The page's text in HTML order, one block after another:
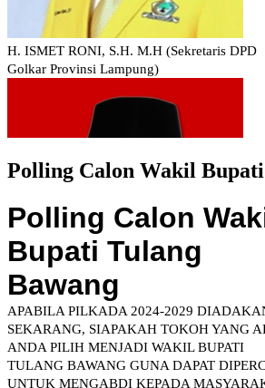
Polling Calon Wakil Bupati